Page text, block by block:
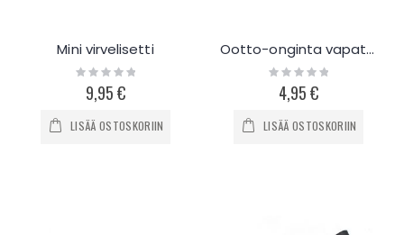
Mini virvelisetti
Rating:
0%9,95 €
LISÄÄ OSTOSKORIIN
Ootto-onginta vapateline 25cm
Rating:
0%4,95 €
LISÄÄ OSTOSKORIIN